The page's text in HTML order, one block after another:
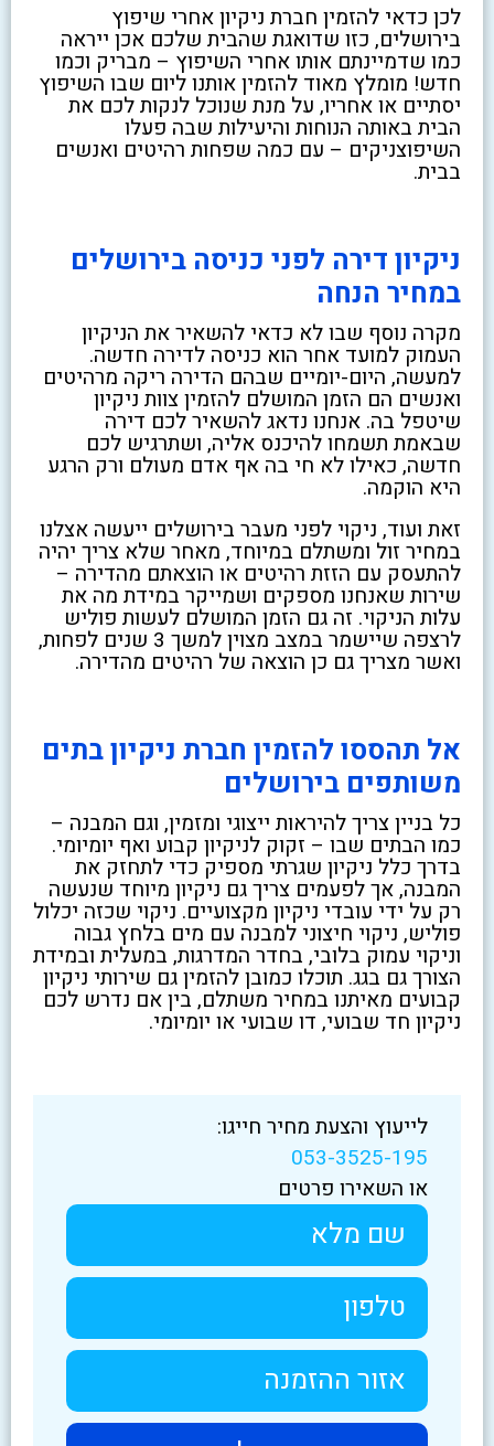
לכן כדאי להזמין חברת ניקיון אחרי שיפוץ
בירושלים, כזו שדואגת שהבית שלכם אכן ייראה
כמו שדמיינתם אותו אחרי השיפוץ – מבריק וכמו
חדש! מומלץ מאוד להזמין אותנו ליום שבו השיפוץ
יסתיים או אחריו, על מנת שנוכל לנקות לכם את
הבית באותה הנוחות והיעילות שבה פעלו
השיפוצניקים – עם כמה שפחות רהיטים ואנשים
בבית.
ניקיון דירה לפני כניסה בירושלים
במחיר הנחה
מקרה נוסף שבו לא כדאי להשאיר את הניקיון
העמוק למועד אחר הוא כניסה לדירה חדשה.
למעשה, היום-יומיים שבהם הדירה ריקה מרהיטים
ואנשים הם הזמן המושלם להזמין צוות ניקיון
שיטפל בה. אנחנו נדאג להשאיר לכם דירה
שבאמת תשמחו להיכנס אליה, ושתרגיש לכם
חדשה, כאילו לא חי בה אף אדם מעולם ורק הרגע
היא הוקמה.
זאת ועוד, ניקוי לפני מעבר בירושלים ייעשה אצלנו
במחיר זול ומשתלם במיוחד, מאחר שלא צריך יהיה
להתעסק עם הזזת רהיטים או הוצאתם מהדירה –
שירות שאנחנו מספקים ושמייקר במידת מה את
עלות הניקוי. זה גם הזמן המושלם לעשות פוליש
לרצפה שיישמר במצב מצוין למשך 3 שנים לפחות,
ואשר מצריך גם כן הוצאה של רהיטים מהדירה.
אל תהססו להזמין חברת ניקיון בתים
משותפים בירושלים
כל בניין צריך להיראות ייצוגי ומזמין, וגם המבנה –
כמו הבתים שבו – זקוק לניקיון קבוע ואף יומיומי.
בדרך כלל ניקיון שגרתי מספיק כדי לתחזק את
המבנה, אך לפעמים צריך גם ניקיון מיוחד שנעשה
רק על ידי עובדי ניקיון מקצועיים. ניקוי שכזה יכלול
פוליש, ניקוי חיצוני למבנה עם מים בלחץ גבוה
וניקוי עמוק בלובי, בחדר המדרגות, במעלית ובמידת
הצורך גם בגג. תוכלו כמובן להזמין גם שירותי ניקיון
קבועים מאיתנו במחיר משתלם, בין אם נדרש לכם
ניקיון חד שבועי, דו שבועי או יומיומי.
לייעוץ והצעת מחיר חייגו:
053-3525-195
או השאירו פרטים